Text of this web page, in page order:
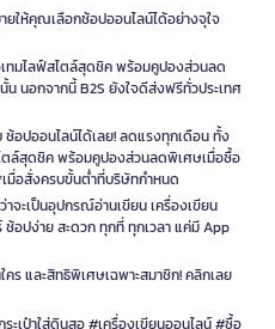
ยให้คุณเลือกช้อปออนไลน์ได้อย่างจุใจ
ทมไลฟ์สไตล์สุดชิค พร้อมคูปองส่วนลด
น นอกจากนี้ B2S ยังใจดีส่งฟรีทั่วประเทศ
อปออนไลน์ได้เลย! ลดแรงทุกเดือน ทั้ง
ตล์สุดชิค พร้อมคูปองส่วนลดพิเศษเมื่อซื้อ
มื่อสั่งครบขั้นต่ำที่บริษัทกำหนด
จะเป็นอุปกรณ์อ่านเขียน เครื่องเขียน
อปง่าย สะดวก ทุกที่ ทุกเวลา แค่มี App
คร และสิทธิพิเศษเฉพาะสมาชิก! คลิกเลย
เป๋าใส่ดินสอ #เครื่องเขียนออนไลน์ #ซื้อ